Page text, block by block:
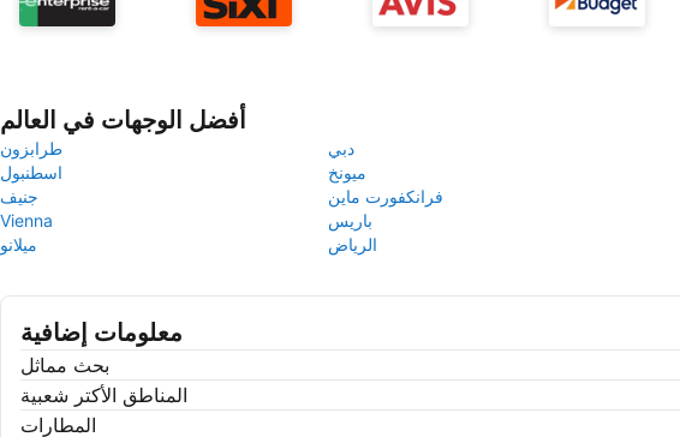
أفضل الوجهات في العالم
طرابزون
دبي
اسطنبول
ميونخ
جنيف
فرانكفورت ماين
Vienna
باريس
ميلانو
الرياض
معلومات إضافية
بحث مماثل
المناطق الأكتر شعبية
المطارات